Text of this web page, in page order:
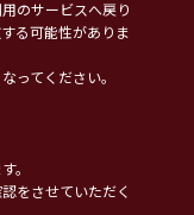
のサービスへ戻り
る可能性がありま
ってください。
。
をさせていただく